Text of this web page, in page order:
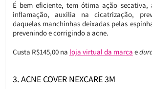
É bem eficiente, tem ótima ação secativa,
inflamação, auxilia na cicatrização,
daquelas manchinhas deixadas pelas
prevenindo e corrigindo a acne.
Custa R$145,00 na loja virtual da marca e
3. ACNE COVER NEXCARE 3M